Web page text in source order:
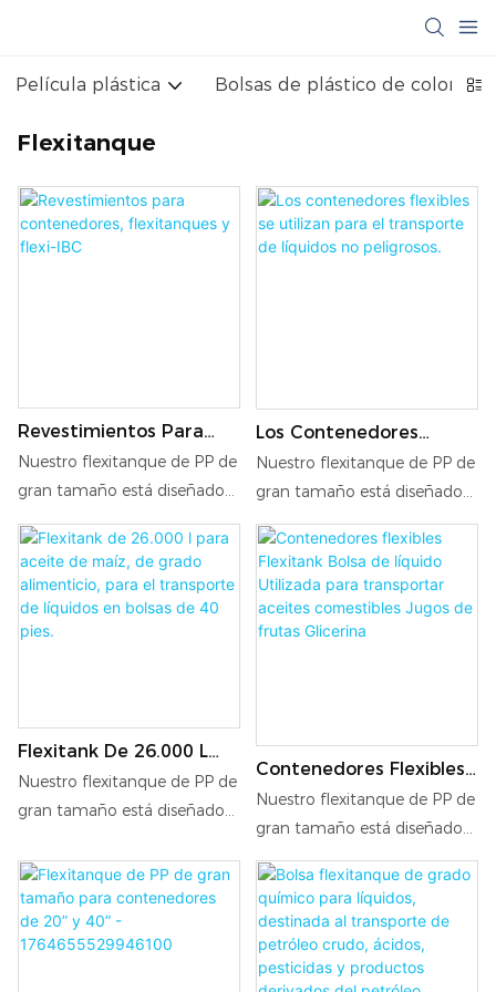
Película plástica Bolsas de plástico de colores
Flexitanque
Revestimientos Para
Contenedores,
Flexitanques Y Flexi-IBC
Nuestro flexitanque de PP de
gran tamaño está diseñado
para encajar perfectamente
en contenedores de 20" o
40", ofreciendo máxima
flexibilidad para el transporte
y el almacenamiento. Su
granel de forma eficiente y
segura.
Los Contenedores
Flexibles Se Utilizan
Para El Transporte De
Nuestro flexitanque de PP de
gran tamaño está diseñado
para encajar perfectamente
en contenedores de 20" o
40", ofreciendo máxima
flexibilidad para el transporte
y el almacenamiento. Su
granel de forma eficiente y
segura.
Flexitank De 26.000 L
Para Aceite De Maíz, De
Grado Alimenticio, Para
Líquidos En Bolsas De 40
Pies.
Nuestro flexitanque de PP de
gran tamaño está diseñado
en contenedores de 20" o
40", ofreciendo máxima
flexibilidad para el transporte
y el almacenamiento. Su
Contenedores Flexibles
Flexitank Bolsa De
Líquido Utilizada Para
Comestibles Jugos De
Frutas Glicerina
Nuestro flexitanque de PP de
gran tamaño está diseñado
para encajar perfectamente
en contenedores de 20" o
40", ofreciendo máxima
flexibilidad para el transporte
y el almacenamiento. Su